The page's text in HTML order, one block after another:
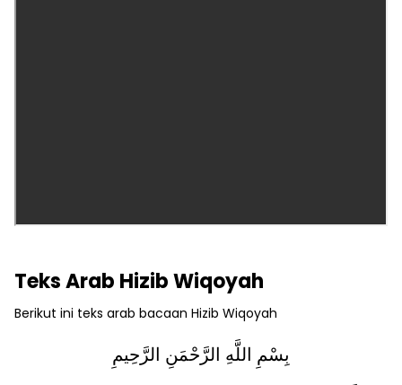
Teks Arab Hizib Wiqoyah
Berikut ini teks arab bacaan Hizib Wiqoyah
بِسْمِ اللَّهِ الرَّحْمَنِ الرَّحِيمِ